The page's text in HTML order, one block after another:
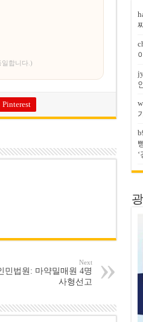
합니다.)
Pinterest
Next
민법원: 마약밀매원 4명
사형선고